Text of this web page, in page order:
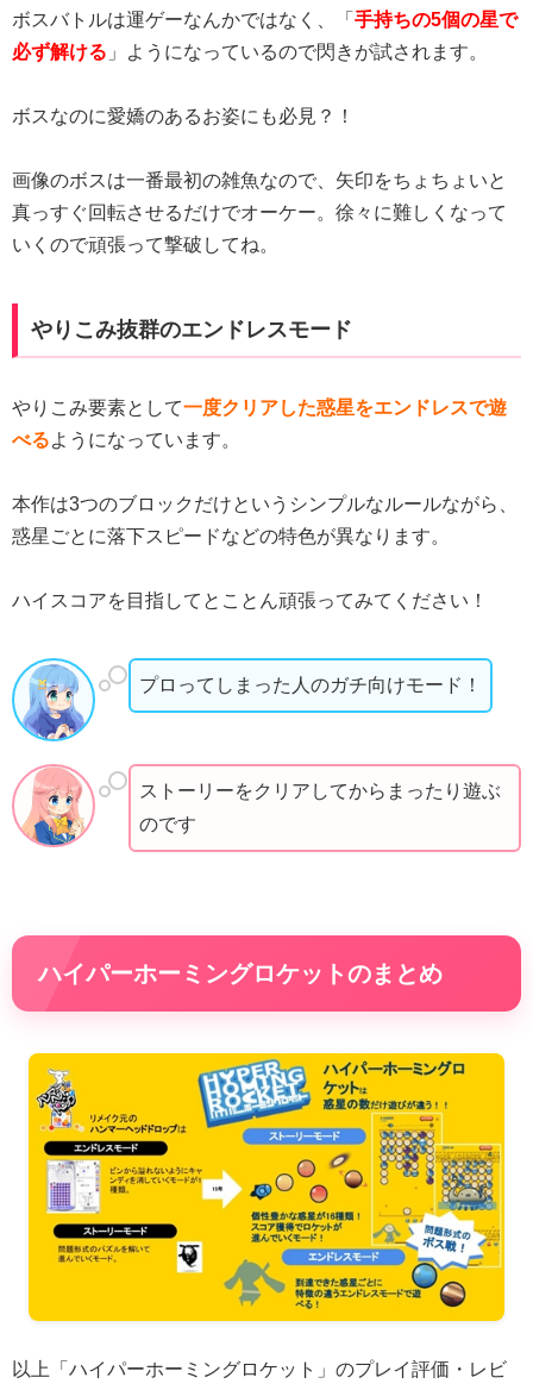
ボスバトルは運ゲーなんかではなく、「 手持ちの5個の星で
必ず解ける 」ようになっているので閃きが試されます。
ボスなのに愛嬌のあるお姿にも必見？！
画像のボスは一番最初の雑魚なので、矢印をちょちょいと
真っすぐ回転させるだけでオーケー。徐々に難しくなって
いくので頑張って撃破してね。
やりこみ抜群のエンドレスモード
やりこみ要素として一度クリアした惑星をエンドレスで遊
べるようになっています。
本作は3つのブロックだけというシンプルなルールながら、
惑星ごとに落下スピードなどの特色が異なります。
ハイスコアを目指してとことん頑張ってみてください！
プロってしまった人のガチ向けモード！
ストーリーをクリアしてからまったり遊ぶ
のです
ハイパーホーミングロケットのまとめ
以上「ハイパーホーミングロケット」のプレイ評価・レビ